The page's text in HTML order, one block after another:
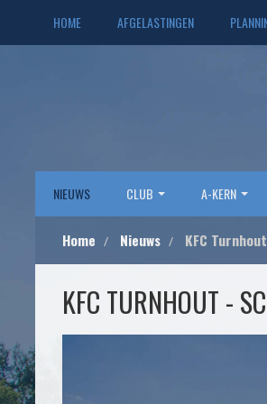
HOME AFGELASTINGEN
NIEUWS CLUB A-KERN
Home Nieuws KFC
KFC TURNHOUT -